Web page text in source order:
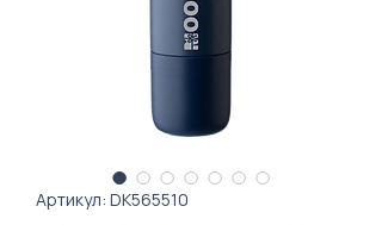
Артикул: DK565510